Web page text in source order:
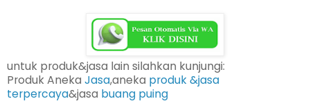
untuk produk&jasa lain silahkan kunjungi:
Produk Aneka Jasa,aneka produk &jasa
terpercaya&jasa buang puing